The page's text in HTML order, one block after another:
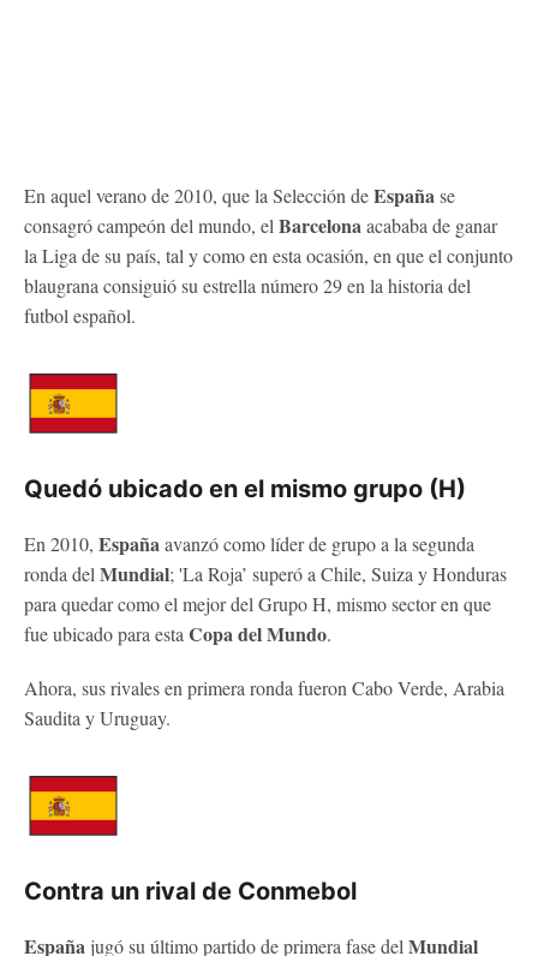
En aquel verano de 2010, que la Selección deEspañase
consagró campeón del mundo, el Barcelonaacababa de ganar
la Liga de su país, tal y como en esta ocasión, en que el conjunto
blaugrana consiguió su estrella número 29 en la historia del
futbol español.
Quedó ubicado en el mismo grupo (H)
En 2010, Españaavanzó como líder de grupo a la segunda
ronda del Mundial; 'La Roja’ superó a Chile, Suiza y Honduras
para quedar como el mejor del Grupo H, mismo sector en que
fue ubicado para esta Copa del Mundo.
Ahora, sus rivales en primera ronda fueron Cabo Verde, Arabia
Saudita y Uruguay.
Contra un rival de Conmebol
España jugó su último partido de primera fase del Mundial